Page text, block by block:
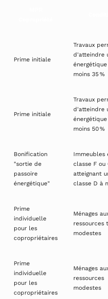
Prime initiale
Travaux
d'atteindre
moins 35 %
Prime initiale
Travaux
d'atteindre
moins 50 %
Bonification
"sortie de
passoire
énergétique"
Immeubles
classe F ou
atteignant
classe D à
Prime
individuelle
pour les
copropriétaires
Ménages
ressources
modestes
Prime
individuelle
pour les
copropriétaires
Ménages
ressources
modestes